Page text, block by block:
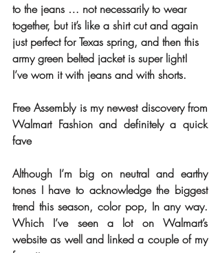
to the jeans … not necessarily to wear
together, but it’s like a shirt cut and again
just perfect for Texas spring, and then this
army green belted jacket is super light!
I’ve worn it with jeans and with shorts.
Free Assembly is my newest discovery from
Walmart Fashion and definitely a quick
fave
Although I’m big on neutral and earthy
tones I have to acknowledge the biggest
trend this season, color pop, In any way.
Which I’ve seen a lot on Walmart’s
website as well and linked a couple of my